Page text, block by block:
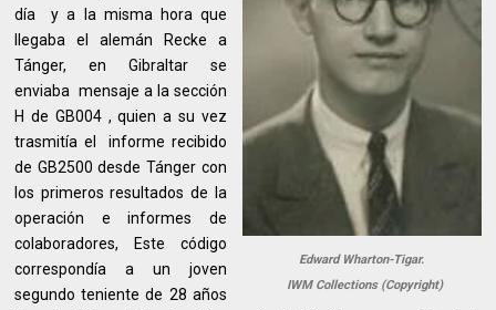
Edward Wharton-Tigar.
IWM Collections (Copyright)
día y a la misma hora que
llegaba el alemán Recke a
Tánger, en Gibraltar se
enviaba mensaje a la sección
H de GB004 , quien a su vez
trasmitía el informe recibido
de GB2500 desde Tánger con
los primeros resultados de la
operación e informes de
colaboradores, Este código
correspondía a un joven
segundo teniente de 28 años